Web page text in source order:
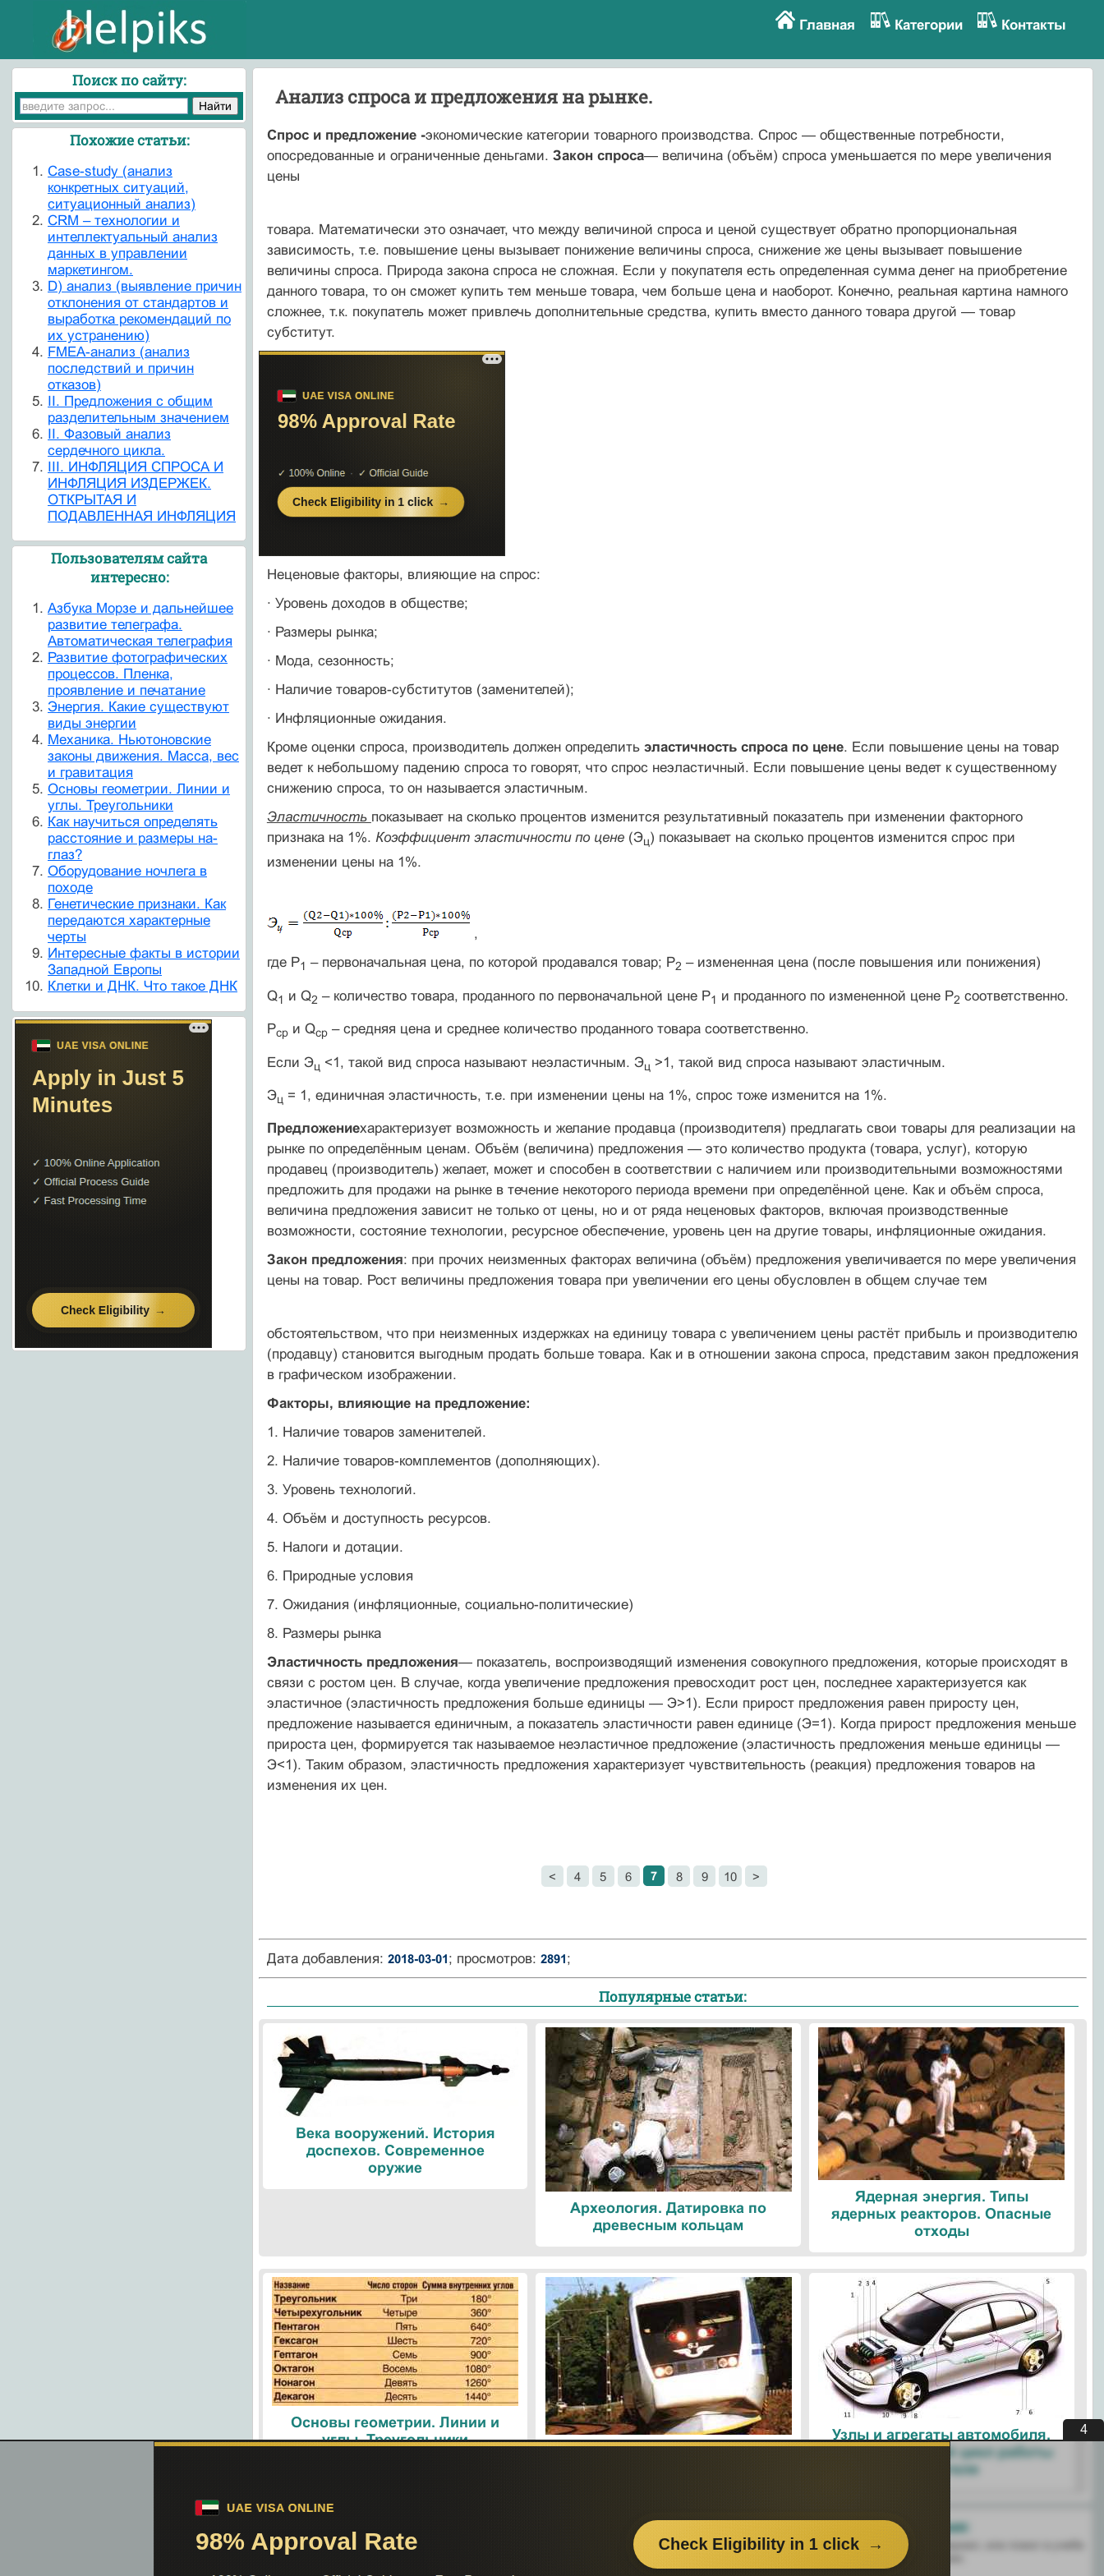
Главная Категории Контакты
Анализ спроса и предложения на рынке.
Спрос и предложение -экономические категории товарного производства. Спрос — общественные потребности,
опосредованные и ограниченные деньгами. Закон спроса— величина (объём) спроса уменьшается по мере увеличения
цены
товара. Математически это означает, что между величиной спроса и ценой существует обратно пропорциональная
зависимость, т.е. повышение цены вызывает понижение величины спроса, снижение же цены вызывает повышение
величины спроса. Природа закона спроса не сложная. Если у покупателя есть определенная сумма денег на приобретение
данного товара, то он сможет купить тем меньше товара, чем больше цена и наоборот. Конечно, реальная картина намного
сложнее, т.к. покупатель может привлечь дополнительные средства, купить вместо данного товара другой — товар
субститут.
Неценовые факторы, влияющие на спрос:
· Уровень доходов в обществе;
· Размеры рынка;
· Мода, сезонность;
· Наличие товаров-субститутов (заменителей);
· Инфляционные ожидания.
Кроме оценки спроса, производитель должен определить эластичность спроса по цене. Если повышение цены на товар
ведет к небольшому падению спроса то говорят, что спрос неэластичный. Если повышение цены ведет к существенному
снижению спроса, то он называется эластичным.
Эластичность показывает на сколько процентов изменится результативный показатель при изменении факторного
признака на 1%. Коэффициент эластичности по цене (Эц) показывает на сколько процентов изменится спрос при
изменении цены на 1%.
,
где Р1 – первоначальная цена, по которой продавался товар; Р2 – измененная цена (после повышения или понижения)
Q1 и Q2 – количество товара, проданного по первоначальной цене Р1 и проданного по измененной цене Р2 соответственно.
Рсри Qср– средняя цена и среднее количество проданного товара соответственно.
Если Эц <1, такой вид спроса называют неэластичным. Эц >1, такой вид спроса называют эластичным.
Эц = 1, единичная эластичность, т.е. при изменении цены на 1%, спрос тоже изменится на 1%.
Предложениехарактеризует возможность и желание продавца (производителя) предлагать свои товары для реализации на
рынке по определённым ценам. Объём (величина) предложения — это количество продукта (товара, услуг), которую
продавец (производитель) желает, может и способен в соответствии с наличием или производительными возможностями
предложить для продажи на рынке в течение некоторого периода времени при определённой цене. Как и объём спроса,
величина предложения зависит не только от цены, но и от ряда неценовых факторов, включая производственные
возможности, состояние технологии, ресурсное обеспечение, уровень цен на другие товары, инфляционные ожидания.
Закон предложения: при прочих неизменных факторах величина (объём) предложения увеличивается по мере увеличения
цены на товар. Рост величины предложения товара при увеличении его цены обусловлен в общем случае тем
обстоятельством, что при неизменных издержках на единицу товара с увеличением цены растёт прибыль и производителю
(продавцу) становится выгодным продать больше товара. Как и в отношении закона спроса, представим закон предложения
в графическом изображении.
Факторы, влияющие на предложение:
1. Наличие товаров заменителей.
2. Наличие товаров-комплементов (дополняющих).
3. Уровень технологий.
4. Объём и доступность ресурсов.
5. Налоги и дотации.
6. Природные условия
7. Ожидания (инфляционные, социально-политические)
8. Размеры рынка
Эластичность предложения— показатель, воспроизводящий изменения совокупного предложения, которые происходят в
связи с ростом цен. В случае, когда увеличение предложения превосходит рост цен, последнее характеризуется как
эластичное (эластичность предложения больше единицы — Э>1). Если прирост предложения равен приросту цен,
предложение называется единичным, а показатель эластичности равен единице (Э=1). Когда прирост предложения меньше
прироста цен, формируется так называемое неэластичное предложение (эластичность предложения меньше единицы —
Э<1). Таким образом, эластичность предложения характеризует чувствительность (реакция) предложения товаров на
изменения их цен.
< 4 5 6 7 8 9 10 >
Дата добавления: 2018-03-01; просмотров: 2891;
Популярные статьи:
Века вооружений. История
доспехов. Современное
оружие
Археология. Датировка по
древесным кольцам
Ядерная энергия. Типы
ядерных реакторов. Опасные
отходы
Основы геометрии. Линии и
углы. Треугольники
Поезда. Современные
Узлы и агрегаты автомобиля.
Четырехтактный цикл работы
двигателя
Поиск по сайту:
Похожие статьи:
Case-study (анализ
конкретных ситуаций,
ситуационный анализ)
CRM – технологии и
интеллектуальный анализ
данных в управлении
маркетингом.
D) анализ (выявление причин
отклонения от стандартов и
выработка рекомендаций по
их устранению)
FMEA-анализ (анализ
последствий и причин
отказов)
II. Предложения с общим
разделительным значением
II. Фазовый анализ
сердечного цикла.
III. ИНФЛЯЦИЯ СПРОСА И
ИНФЛЯЦИЯ ИЗДЕРЖЕК.
ОТКРЫТАЯ И
ПОДАВЛЕННАЯ ИНФЛЯЦИЯ
Пользователям сайта
интересно:
Азбука Морзе и дальнейшее
развитие телеграфа.
Автоматическая телеграфия
Развитие фотографических
процессов. Пленка,
проявление и печатание
Энергия. Какие существуют
виды энергии
Механика. Ньютоновские
законы движения. Масса, вес
и гравитация
Основы геометрии. Линии и
углы. Треугольники
Как научиться определять
расстояние и размеры на-
глаз?
Оборудование ночлега в
походе
Генетические признаки. Как
передаются характерные
черты
Интересные факты в истории
Западной Европы
Клетки и ДНК. Что такое ДНК
При помощи поиска вы сможете найти нужную вам информацию.
Поделитесь с друзьями:
Если вам перенёс пользу информационный материал, или помог в учебе
– поделитесь этим сайтом с друзьями и знакомыми.
3